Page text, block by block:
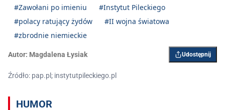
#Zawołani po imieniu
#Instytut Pileckiego
#polacy ratujący żydów
#II wojna światowa
#zbrodnie niemieckie
Autor: Magdalena Łysiak Udostępnij
Źródło: pap.pl; instytutpileckiego.pl
HUMOR